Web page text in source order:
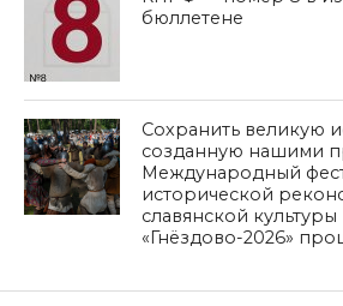
бюллетене
Сохранить великую
созданную нашими
Международный
исторической
славянской культуры
«Гнёздово-2026»